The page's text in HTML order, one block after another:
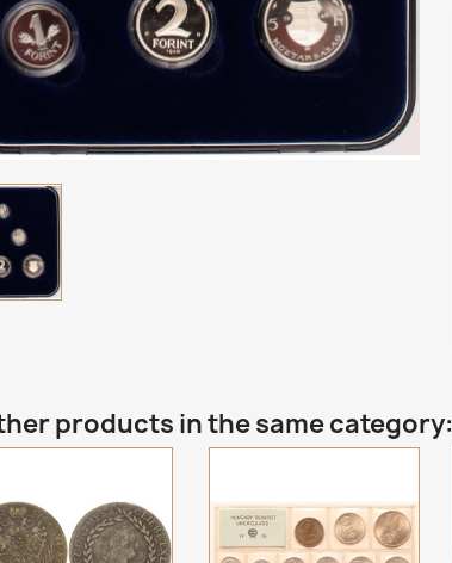
products in the same category: